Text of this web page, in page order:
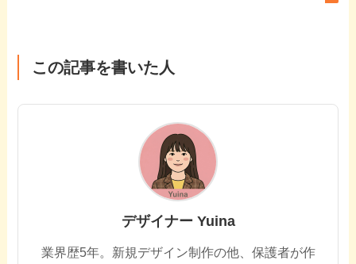
この記事を書いた人
デザイナー Yuina
業界歴5年。新規デザイン制作の他、保護者が作